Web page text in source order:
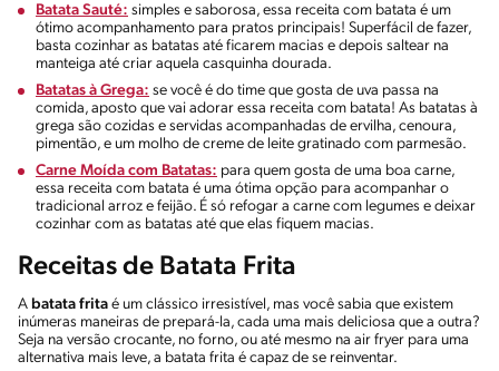
Batata Sauté: simples e saborosa, essa receita com batata é um
ótimo acompanhamento para pratos principais! Superfácil de fazer,
basta cozinhar as batatas até ficarem macias e depois saltear na
manteiga até criar aquela casquinha dourada.
Batatas à Grega: se você é do time que gosta de uva passa na
comida, aposto que vai adorar essa receita com batata! As batatas à
grega são cozidas e servidas acompanhadas de ervilha, cenoura,
pimentão, e um molho de creme de leite gratinado com parmesão.
Carne Moída com Batatas: para quem gosta de uma boa carne,
essa receita com batata é uma ótima opção para acompanhar o
tradicional arroz e feijão. É só refogar a carne com legumes e deixar
cozinhar com as batatas até que elas fiquem macias.
Receitas de Batata Frita
A batata frita é um clássico irresistível, mas você sabia que existem
inúmeras maneiras de prepará-la, cada uma mais deliciosa que a outra?
Seja na versão crocante, no forno, ou até mesmo na air fryer para uma
alternativa mais leve, a batata frita é capaz de se reinventar.